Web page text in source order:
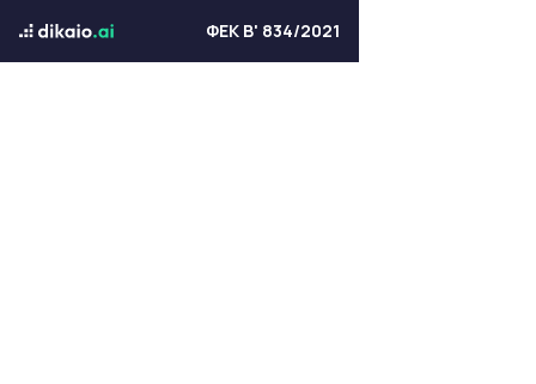
ΦΕΚ Β' 834/2021